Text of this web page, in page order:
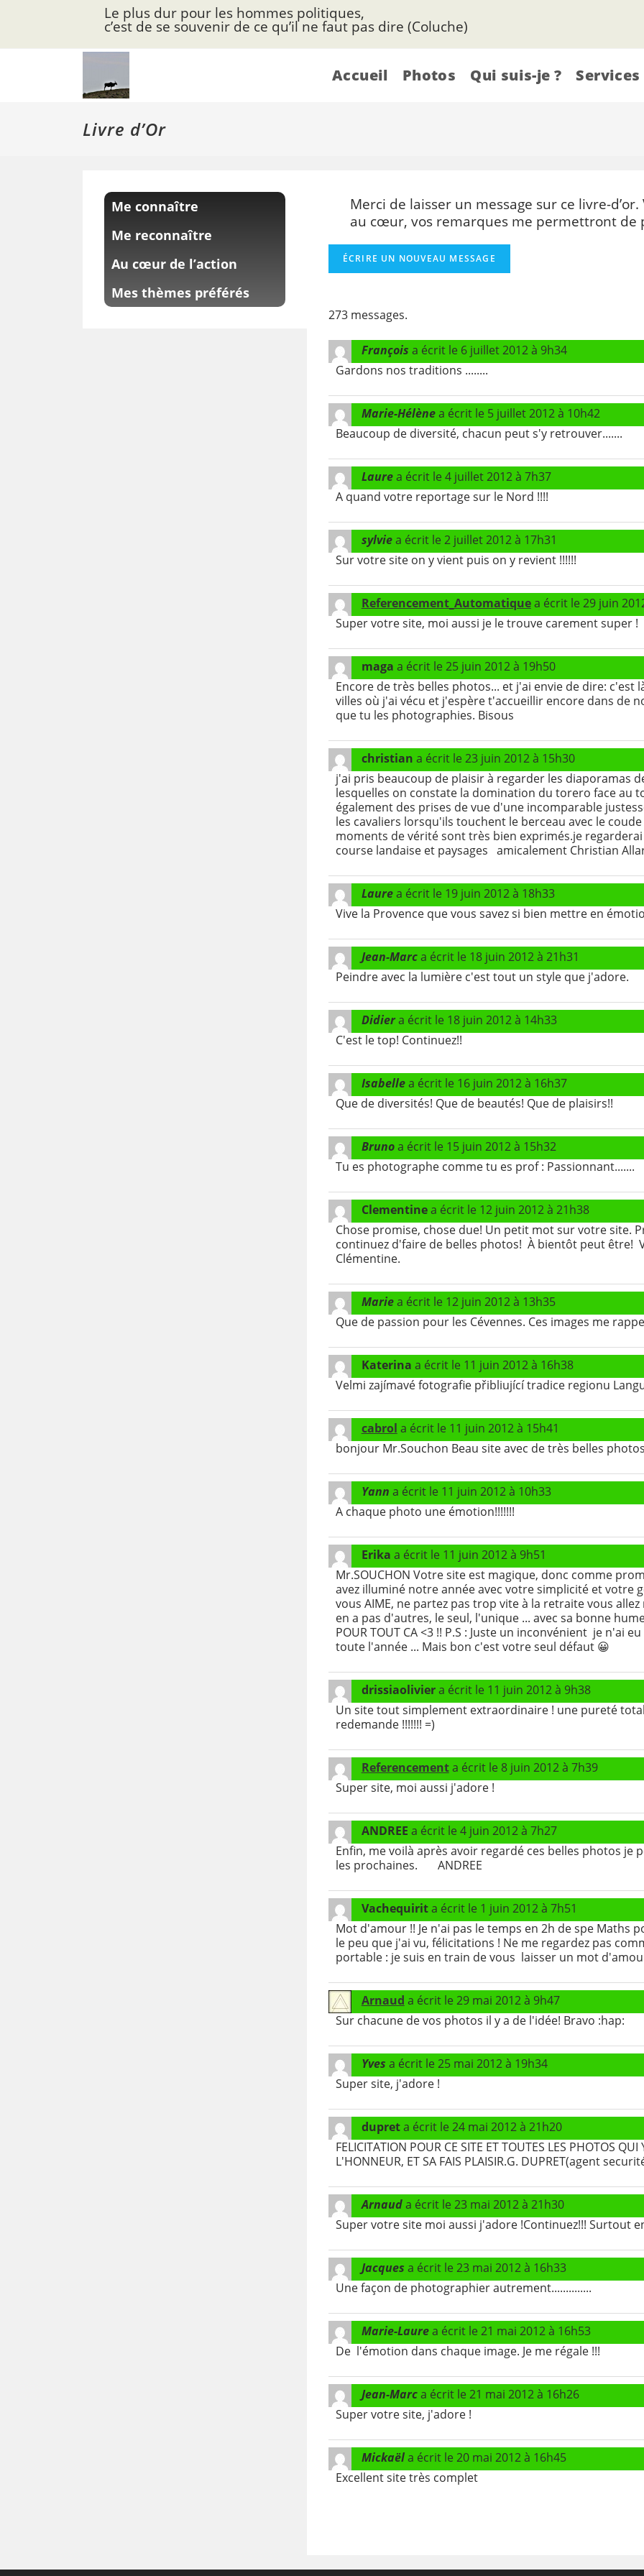
Le plus dur pour les hommes politiques,
c’est de se souvenir de ce qu’il ne faut pas dire (Coluche)
Accueil Photos Qui suis-je ? Services
Livre d’Or
Merci de laisser un message sur ce livre-
au cœur, vos remarques me permettront de
273 messages.
François a écrit le 6 juillet 2012à 9h34
Gardons nos traditions ........
Marie-Hélènea écrit le 5 juillet 2012à 10h42
Beaucoup de diversité, chacun peut s'y retrouver.......
Laurea écrit le 4 juillet 2012à 7h37
A quand votre reportage sur le Nord !!!!
sylviea écrit le 2 juillet 2012à 17h31
Sur votre site on y vient puis on y revient !!!!!!
Referencement_Automatiquea écrit le 29 juin
Super votre site, moi aussi je le trouve carement super !
maga a écrit le 25 juin 2012à 19h50
Encore de très belles photos... et j'ai envie de dire: c'est
villes où j'ai vécu et j'espère t'accueillir encore dans de
que tu les photographies. Bisous
christian a écrit le 23 juin 2012à 15h30
j'ai pris beaucoup de plaisir à regarder les diaporamas
lesquelles on constate la domination du torero face au
également des prises de vue d'une incomparable
les cavaliers lorsqu'ils touchent le berceau avec le
moments de vérité sont très bien exprimés.je
course landaise et paysages amicalement Christian
Laurea écrit le 19 juin 2012à 18h33
Vive la Provence que vous savez si bien mettre en
Jean-Marca écrit le 18 juin 2012à 21h31
Peindre avec la lumière c'est tout un style que j'adore.
Didiera écrit le 18 juin 2012à 14h33
C'est le top! Continuez!!
Isabellea écrit le 16 juin 2012à 16h37
Que de diversités! Que de beautés! Que de plaisirs!!
Brunoa écrit le 15 juin 2012à 15h32
Tu es photographe comme tu es prof : Passionnant.......
Clementinea écrit le 12 juin 2012à 21h38
Chose promise, chose due! Un petit mot sur votre site.
continuez d'faire de belles photos! À bientôt peut être!
Clémentine.
Mariea écrit le 12 juin 2012à 13h35
Que de passion pour les Cévennes. Ces images me
Katerina a écrit le 11 juin 2012à 16h38
Velmi zajímavé fotografie přibliující tradice regionu
cabrol a écrit le 11 juin 2012à 15h41
bonjour Mr.Souchon Beau site avec de très belles
Yann a écrit le 11 juin 2012à 10h33
A chaque photo une émotion!!!!!!!
Erika a écrit le 11 juin 2012à 9h51
Mr.SOUCHON Votre site est magique, donc comme
avez illuminé notre année avec votre simplicité et votre
vous AIME, ne partez pas trop vite à la retraite vous
en a pas d'autres, le seul, l'unique ... avec sa bonne
POUR TOUT CA <3 !! P.S : Juste un inconvénient je n'ai
toute l'année ... Mais bon c'est votre seul défaut 😀
drissiaoliviera écrit le 11 juin 2012à 9h38
Un site tout simplement extraordinaire ! une pureté
redemande !!!!!!! =)
Referencementa écrit le 8 juin 2012à 7h39
Super site, moi aussi j'adore !
ANDREE a écrit le 4 juin 2012à 7h27
Enfin, me voilà après avoir regardé ces belles photos
les prochaines. ANDREE
Vachequirita écrit le 1 juin 2012à 7h51
Mot d'amour !! Je n'ai pas le temps en 2h de spe Maths
le peu que j'ai vu, félicitations ! Ne me regardez pas
portable : je suis en train de vous laisser un mot
Arnaud a écrit le 29 mai 2012à 9h47
Sur chacune de vos photos il y a de l'idée! Bravo :hap:
Yves a écrit le 25 mai 2012à 19h34
Super site, j'adore !
dupreta écrit le 24 mai 2012à 21h20
FELICITATION POUR CE SITE ET TOUTES LES PHOTOS QUI
L'HONNEUR, ET SA FAIS PLAISIR.G. DUPRET(agent
Arnauda écrit le 23 mai 2012à 21h30
Super votre site moi aussi j'adore !Continuez!!! Surtout
Jacques a écrit le 23 mai 2012à 16h33
Une façon de photographier autrement..............
Marie-Laurea écrit le 21 mai 2012à 16h53
De l'émotion dans chaque image. Je me régale !!!
Jean-Marca écrit le 21 mai 2012à 16h26
Super votre site, j'adore !
Mickaëla écrit le 20 mai 2012à 16h45
Excellent site très complet
Me connaître
Me reconnaître
Au cœur de l’action
Mes thèmes préférés